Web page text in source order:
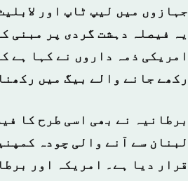
جہازوں میں لیپ ٹاپ اور
یہ فیصلہ دہشت گردی پر مبنی
امریکی ذمہ داروں نے کہا ہے
رکھے جانے والے بیگ میں
برطانیہ نے بھی اسی طرح کا
لبنان سے آنے والی چودہ
قرار دیا ہے۔ امریکہ اور